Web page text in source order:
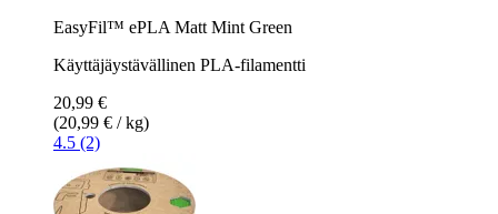
EasyFil™ ePLA Matt Mint Green
Käyttäjäystävällinen PLA-filamentti
20,99 €
(20,99 € / kg)
4.5 (2)